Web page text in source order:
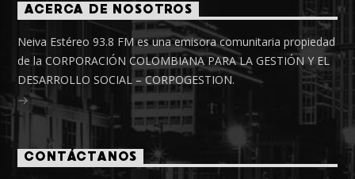
ACERCA DE NOSOTROS
Neiva Estéreo 93.8 FM es una emisora comunitaria propiedad
de la CORPORACIÓN COLOMBIANA PARA LA GESTIÓN Y EL
DESARROLLO SOCIAL – CORPOGESTION.
CONTÁCTANOS